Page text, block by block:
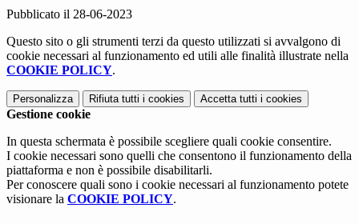
Pubblicato il 28-06-2023
Questo sito o gli strumenti terzi da questo utilizzati si avvalgono di
cookie necessari al funzionamento ed utili alle finalità illustrate nella
COOKIE POLICY.
Personalizza Rifiuta tutti i cookies Accetta tutti i cookies
Gestione cookie
In questa schermata è possibile scegliere quali cookie consentire.
I cookie necessari sono quelli che consentono il funzionamento della
piattaforma e non è possibile disabilitarli.
Per conoscere quali sono i cookie necessari al funzionamento potete
visionare la COOKIE POLICY.